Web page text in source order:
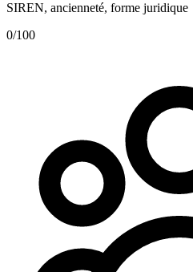
SIREN, ancienneté, forme juridique
0/100